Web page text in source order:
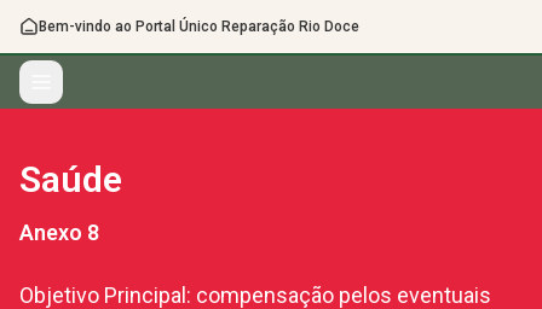
Bem-vindo ao Portal Único Reparação Rio Doce
Saúde
Anexo 8
Objetivo Principal: compensação pelos eventuais